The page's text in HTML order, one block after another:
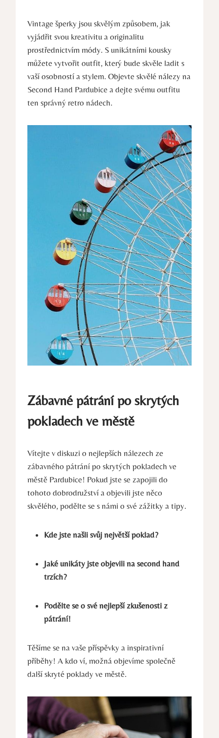
Vintage šperky jsou skvělým způsobem, jak
vyjádřit svou kreativitu a originalitu
prostřednictvím módy. S unikátními kousky
můžete vytvořit outfit, který bude skvěle ladit s
vaší osobností a stylem. Objevte skvělé nálezy na
Second Hand Pardubice a dejte svému outfitu
ten správný retro nádech.
Zábavné pátrání po skrytých
pokladech ve městě
Vítejte v diskuzi o nejlepších nálezech ze
zábavného pátrání po skrytých pokladech ve
městě Pardubice! Pokud jste se zapojili do
tohoto dobrodružství a objevili jste něco
skvělého, podělte se s námi o své zážitky a tipy.
Kde jste našli svůj největší poklad?
Jaké unikáty jste objevili na second hand
trzích?
Podělte se o své nejlepší zkušenosti z
pátrání!
Těšíme se na vaše příspěvky a inspirativní
příběhy! A kdo ví, možná objevíme společně
další skryté poklady ve městě.